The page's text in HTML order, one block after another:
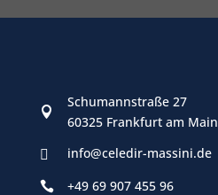

Schumannstraße 27
60325 Frankfurt am Main
 info@celedir-massini.de
 +49 69 907 455 96